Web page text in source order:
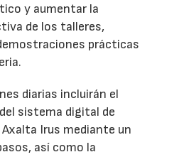
y aumentar la
de los talleres,
prácticas
diarias incluirán el
sistema digital de
Irus mediante un
así como la